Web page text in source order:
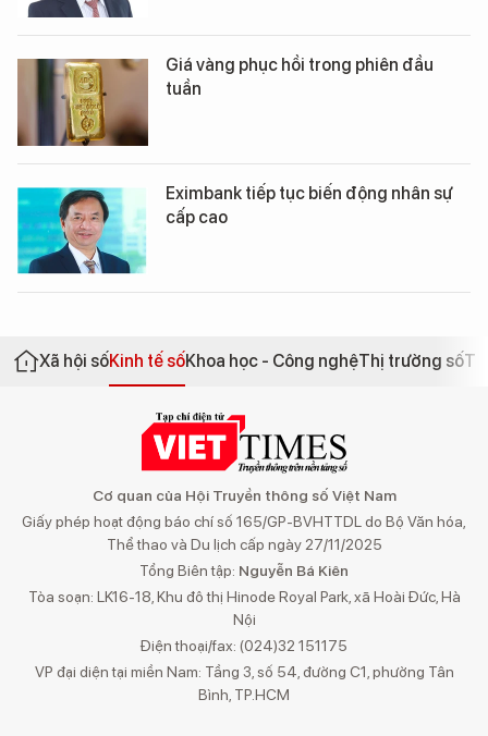
Giá vàng phục hồi trong phiên đầu
tuần
Eximbank tiếp tục biến động nhân sự
cấp cao
Xã hội sốKinh tế sốKhoa học - Công nghệThị trường số
Cơ quan của Hội Truyền thông số Việt Nam
Giấy phép hoạt động báo chí số 165/GP-BVHTTDL do Bộ Văn hóa,
Thể thao và Du lịch cấp ngày 27/11/2025
Tổng Biên tập: Nguyễn Bá Kiên
Tòa soạn: LK16-18, Khu đô thị Hinode Royal Park, xã Hoài Đức, Hà
Nội
Điện thoại/fax: (024)32 151175
VP đại diện tại miền Nam: Tầng 3, số 54, đường C1, phường Tân
Bình, TP.HCM